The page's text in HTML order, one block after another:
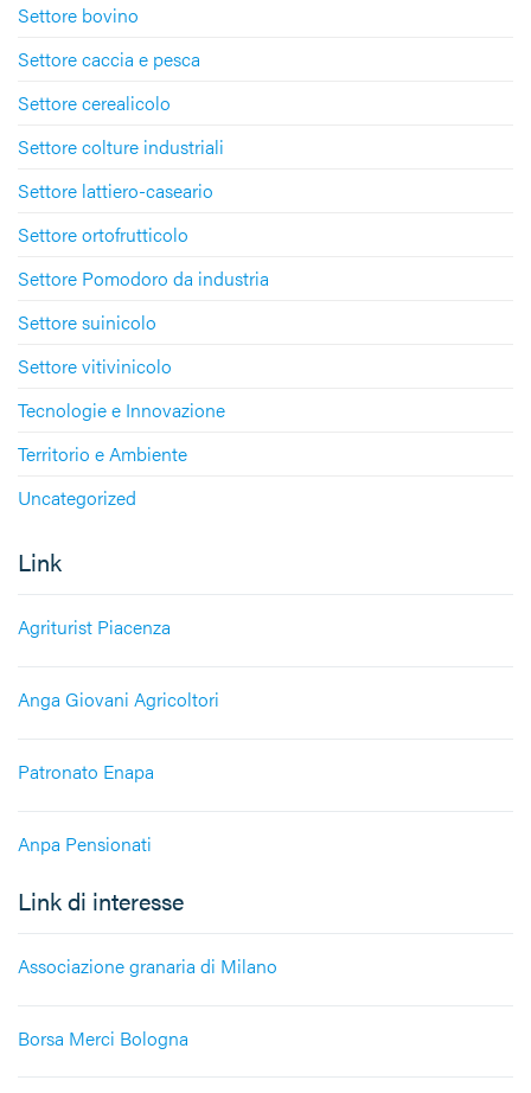
Settore bovino
Settore caccia e pesca
Settore cerealicolo
Settore colture industriali
Settore lattiero-caseario
Settore ortofrutticolo
Settore Pomodoro da industria
Settore suinicolo
Settore vitivinicolo
Tecnologie e Innovazione
Territorio e Ambiente
Uncategorized
Link
Agriturist Piacenza
Anga Giovani Agricoltori
Patronato Enapa
Anpa Pensionati
Link di interesse
Associazione granaria di Milano
Borsa Merci Bologna